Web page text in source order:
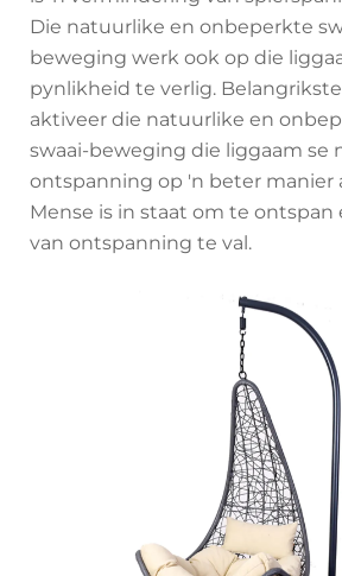
Die natuurlike en onbeperkte
beweging werk ook op die
pynlikheid te verlig.
aktiveer die natuurlike en
swaai-beweging die liggaam se
ontspanning op 'n beter manier
Mense is in staat om te ontspan
van ontspanning te val.